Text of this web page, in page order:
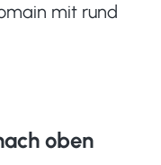
mit rund
oben